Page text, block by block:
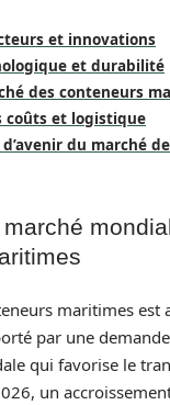
et innovations
et durabilité
des conteneurs
coûts et logistique
du marché
maritimes est
par une
qui favorise le
un